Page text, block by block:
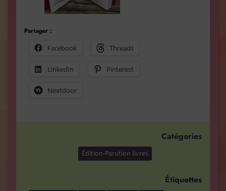
Partager :
Facebook
Threads
LinkedIn Pinterest
Nextdoor
Catégories
Édition-Parution livres
Étiquettes